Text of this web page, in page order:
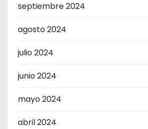
septiembre 2024
agosto 2024
julio 2024
junio 2024
mayo 2024
abril 2024